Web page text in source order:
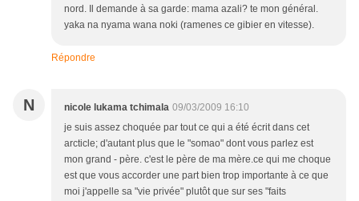
nord. Il demande à sa garde: mama azali? te mon général.
yaka na nyama wana noki (ramenes ce gibier en vitesse).
Répondre
N nicole lukama tchimala 09/03/2009 16:10
je suis assez choquée par tout ce qui a été écrit dans cet
arcticle; d'autant plus que le "somao" dont vous parlez est
mon grand - père. c'est le père de ma mère.ce qui me choque
est que vous accorder une part bien trop importante à ce que
moi j'appelle sa "vie privée" plutôt que sur ses "faits